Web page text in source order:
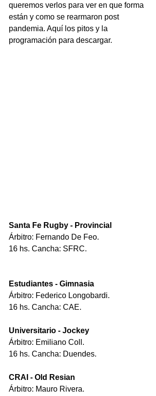
queremos verlos para ver en que forma
están y como se rearmaron post
pandemia. Aquí los pitos y la
programación para descargar.
Santa Fe Rugby - Provincial
Árbitro: Fernando De Feo.
16 hs. Cancha: SFRC.
Estudiantes - Gimnasia
Árbitro: Federico Longobardi.
16 hs. Cancha: CAE.
Universitario - Jockey
Árbitro: Emiliano Coll.
16 hs. Cancha: Duendes.
CRAI - Old Resian
Árbitro: Mauro Rivera.